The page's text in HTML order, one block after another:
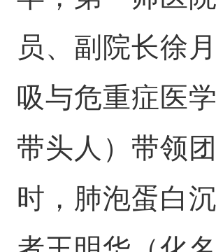
员、副院长徐
吸与危重症医
带头人）带领
时，肺泡蛋白